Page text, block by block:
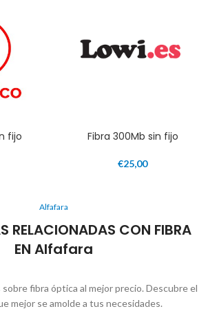
fijo Fibra 300Mb sin fijo
€25,00
Alfafara
RELACIONADAS CON FIBRA
EN Alfafara
fibra óptica al mejor precio. Descubre el
mejor se amolde a tus necesidades.